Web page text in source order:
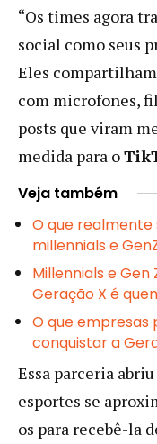
“Os times agora
social como seus
Eles
com microfones,
posts que viram
medida para o
Veja também
O que
millennials e
Millennials e
Geração X é
O que
conquistar a
Essa parceria
esportes se
os para recebê-la